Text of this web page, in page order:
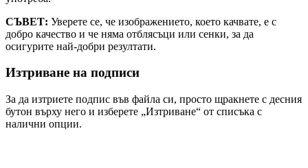
СЪВЕТ: Уверете се, че изображението, което качвате, е с
добро качество и че няма отблясъци или сенки, за да
осигурите най-добри резултати.
Изтриване на подписи
За да изтриете подпис във файла си, просто щракнете с десния
бутон върху него и изберете „Изтриване“ от списъка с
налични опции.